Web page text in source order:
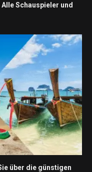
Schauspieler und
über die günstigen